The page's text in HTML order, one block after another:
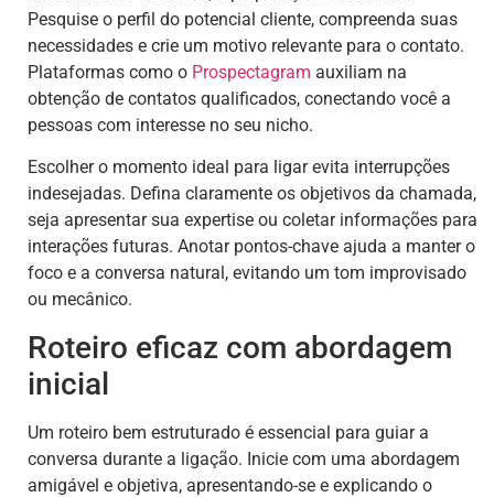
Pesquise o perfil do potencial cliente, compreenda suas
necessidades e crie um motivo relevante para o contato.
Plataformas como o Prospectagram auxiliam na
obtenção de contatos qualificados, conectando você a
pessoas com interesse no seu nicho.
Escolher o momento ideal para ligar evita interrupções
indesejadas. Defina claramente os objetivos da chamada,
seja apresentar sua expertise ou coletar informações para
interações futuras. Anotar pontos-chave ajuda a manter o
foco e a conversa natural, evitando um tom improvisado
ou mecânico.
Roteiro eficaz com abordagem
inicial
Um roteiro bem estruturado é essencial para guiar a
conversa durante a ligação. Inicie com uma abordagem
amigável e objetiva, apresentando-se e explicando o